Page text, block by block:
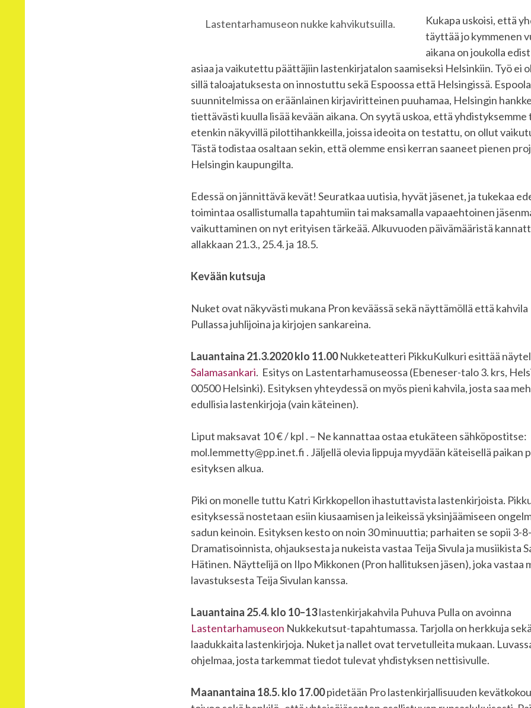
Lastentarhamuseon nukke kahvikutsuilla.
Kukapa uskoisi, että
täyttää jo kymmenen
aikana on joukolla
asiaa ja vaikutettu päättäjiin lastenkirjatalon saamiseksi Helsinkiin. Työ ei
sillä taloajatuksesta on innostuttu sekä Espoossa että Helsingissä.
suunnitelmissa on eräänlainen kirjaviritteinen puuhamaa, Helsingin
tiettävästi kuulla lisää kevään aikana. On syytä uskoa, että yhdistyksemme
etenkin näkyvillä pilottihankkeilla, joissa ideoita on testattu, on ollut
Tästä todistaa osaltaan sekin, että olemme ensi kerran saaneet pienen
Helsingin kaupungilta.
Edessä on jännittävä kevät! Seuratkaa uutisia, hyvät jäsenet, ja tukekaa
toimintaa osallistumalla tapahtumiin tai maksamalla vapaaehtoinen
vaikuttaminen on nyt erityisen tärkeää. Alkuvuoden päivämääristä
allakkaan 21.3., 25.4. ja 18.5.
Kevään kutsuja
Nuket ovat näkyvästi mukana Pron keväässä sekä näyttämöllä että kahvila
Pullassa juhlijoina ja kirjojen sankareina.
Lauantaina 21.3.2020 klo 11.00Nukketeatteri PikkuKulkuri esittää
Salamasankari. Esitys on Lastentarhamuseossa (Ebeneser-talo 3. krs,
00500 Helsinki). Esityksen yhteydessä on myös pieni kahvila, josta saa
edullisia lastenkirjoja (vain käteinen).
Liput maksavat 10 € / kpl . – Ne kannattaa ostaa etukäteen sähköpostitse:
mol.lemmetty@pp.inet.fi . Jäljellä olevia lippuja myydään käteisellä paikan
esityksen alkua.
Piki on monelle tuttu Katri Kirkkopellon ihastuttavista lastenkirjoista.
esityksessä nostetaan esiin kiusaamisen ja leikeissä yksinjäämiseen
sadun keinoin. Esityksen kesto on noin 30 minuuttia; parhaiten se sopii 3-
Dramatisoinnista, ohjauksesta ja nukeista vastaa Teija Sivula ja musiikista
Hätinen. Näyttelijä on Ilpo Mikkonen (Pron hallituksen jäsen), joka vastaa
lavastuksesta Teija Sivulan kanssa.
Lauantaina 25.4. klo 10–13lastenkirjakahvila Puhuva Pulla on avoinna
Lastentarhamuseon Nukkekutsut-tapahtumassa. Tarjolla on herkkuja
laadukkaita lastenkirjoja. Nuket ja nallet ovat tervetulleita mukaan.
ohjelmaa, josta tarkemmat tiedot tulevat yhdistyksen nettisivulle.
Maanantaina 18.5. klo 17.00pidetään Pro lastenkirjallisuuden